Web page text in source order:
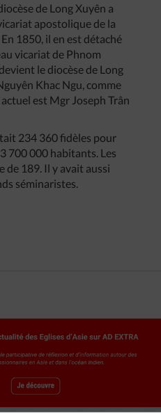
de Long Xuyên a
apostolique de la
1850, il en est détaché
vicariat de Phnom
le diocèse de Long
Khac Ngu, comme
actuel est Mgr Joseph Trân
234 360 fidèles pour
700 000 habitants. Les
de 189. Il y avait aussi
séminaristes.